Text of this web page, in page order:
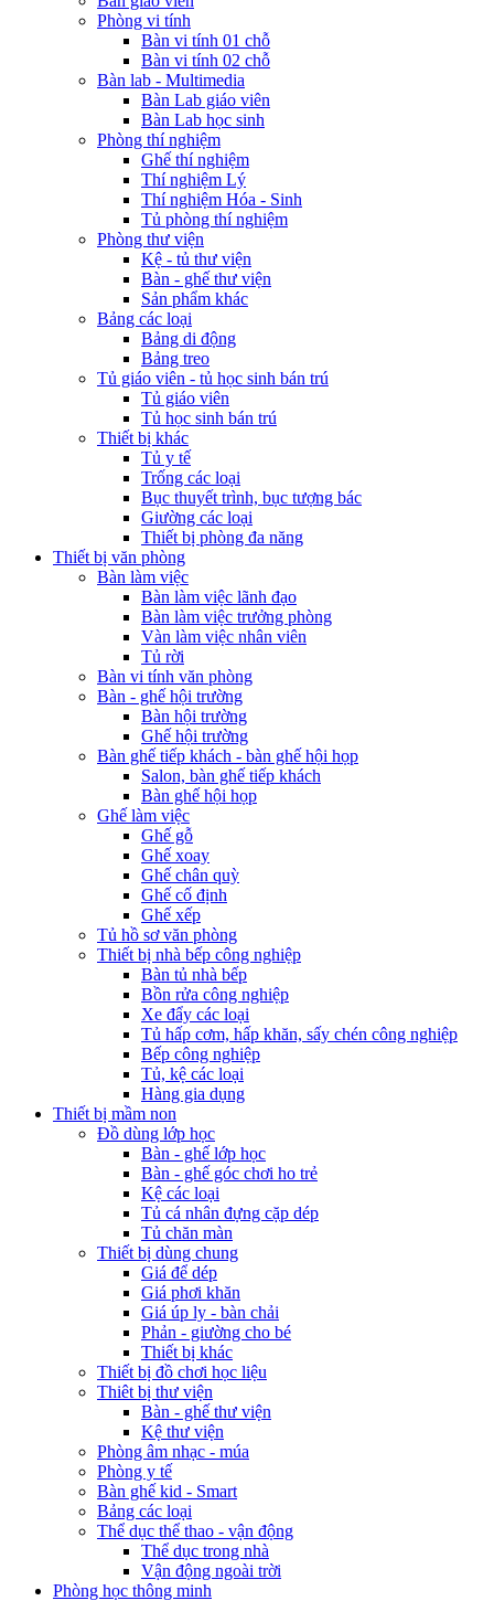
Phòng vi tính
Bàn vi tính 01 chỗ
Bàn vi tính 02 chỗ
Bàn lab - Multimedia
Bàn Lab giáo viên
Bàn Lab học sinh
Phòng thí nghiệm
Ghế thí nghiệm
Thí nghiệm Lý
Thí nghiệm Hóa - Sinh
Tủ phòng thí nghiệm
Phòng thư viện
Kệ - tủ thư viện
Bàn - ghế thư viện
Sản phẩm khác
Bảng các loại
Bảng di động
Bảng treo
Tủ giáo viên - tủ học sinh bán trú
Tủ giáo viên
Tủ học sinh bán trú
Thiết bị khác
Tủ y tế
Trống các loại
Bục thuyết trình, bục tượng bác
Giường các loại
Thiết bị phòng đa năng
Thiết bị văn phòng
Bàn làm việc
Bàn làm việc lãnh đạo
Bàn làm việc trưởng phòng
Vàn làm việc nhân viên
Tủ rời
Bàn vi tính văn phòng
Bàn - ghế hội trường
Bàn hội trường
Ghế hội trường
Bàn ghế tiếp khách - bàn ghế hội họp
Salon, bàn ghế tiếp khách
Bàn ghế hội họp
Ghế làm việc
Ghế gỗ
Ghế xoay
Ghế chân quỳ
Ghế cố định
Ghế xếp
Tủ hồ sơ văn phòng
Thiết bị nhà bếp công nghiệp
Bàn tủ nhà bếp
Bồn rửa công nghiệp
Xe đẩy các loại
Tủ hấp cơm, hấp khăn, sấy chén công nghiệp
Bếp công nghiệp
Tủ, kệ các loại
Hàng gia dụng
Thiết bị mầm non
Đồ dùng lớp học
Bàn - ghế lớp học
Bàn - ghế góc chơi ho trẻ
Kệ các loại
Tủ cá nhân đựng cặp dép
Tủ chăn màn
Thiết bị dùng chung
Giá để dép
Giá phơi khăn
Giá úp ly - bàn chải
Phản - giường cho bé
Thiết bị khác
Thiết bị đồ chơi học liệu
Thiêt bị thư viện
Bàn - ghế thư viện
Kệ thư viện
Phòng âm nhạc - múa
Phòng y tế
Bàn ghế kid - Smart
Bảng các loại
Thể dục thể thao - vận động
Thể dục trong nhà
Vận động ngoài trời
Phòng học thông minh